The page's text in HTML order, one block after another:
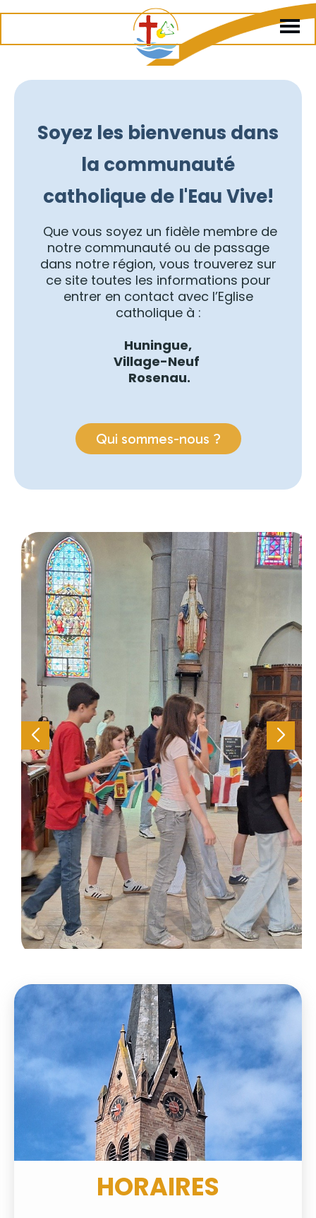
Soyez les bienvenus dans
la communauté
catholique de l'Eau Vive!
Que vous soyez un fidèle membre de
notre communauté ou de passage
dans notre région, vous trouverez sur
ce site toutes les informations pour
entrer en contact avec l’Eglise
catholique à :
Huningue,
Village-Neuf
Rosenau.
Qui sommes-nous ?
HORAIRES